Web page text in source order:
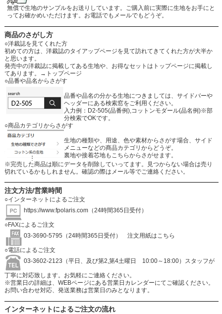
無償で生地のサンプルをお送りしています。ご購入前に実際に生地をお手にと
ってお確かめいただけます。お電話でもメールでもどうぞ。
商品のさがし方
○洋裁誌を見てくれた方
初めての方は、洋裁誌のタイアップページを見て訪れてきてくれた方が大半か
と思います。
発売中の洋裁誌に掲載してある生地や、お得なセットはトップページに掲載し
てあります。
→トップページ
○品番や品名からさがす
品番や品名の分かる生地につきましては、サイドバーや
ヘッダーにある検索窓をご利用ください。
入力例：D2-505(品番例),コットンモダール(品名例)※部
分検索でOKです。
○商品カテゴリからさがす
生地の種類や、用途、色や素材からさがす場合、サイド
メニューなどの商品カテゴリからどうぞ。
裏地や接着芯地もこちらからさがせます。
※完売した商品は順にデータを削除していってます。見つからない場合は売り
切れているかもしれません。確認の際はメール等でご連絡ください。
注文方法/営業時間
○インターネットによるご注文
https://www.fpolaris.com（24時間365日受付）
○FAXによるご注文
03-3690-5795（24時間365日受付）
注文用紙はこちら
○電話によるご注文
03-3602-2123（平日、及び第2,第4土曜日 10:00～18:00）スタッフが
丁寧に対応致します。お気軽にご連絡ください。
※営業日の詳細は、WEBページにある営業日カレンダーにてご確認ください。
お問い合わせ対応、発送業務は営業日のみとなります。
インターネットによるご注文の流れ